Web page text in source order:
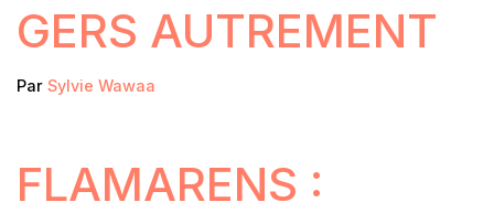
GERS AUTREMENT
Par Sylvie Wawaa
FLAMARENS :